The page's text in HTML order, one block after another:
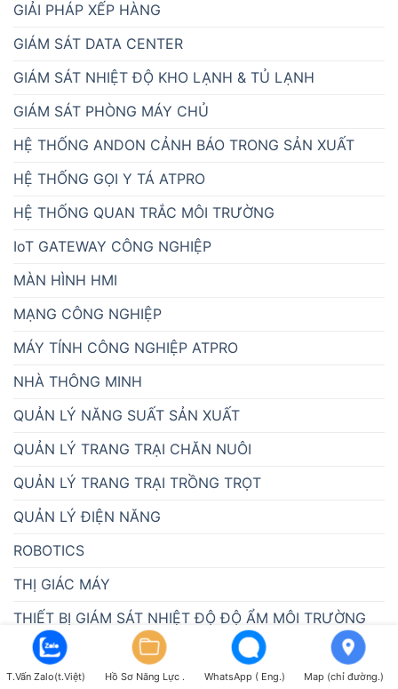
GIẢI PHÁP XẾP HÀNG
GIÁM SÁT DATA CENTER
GIÁM SÁT NHIỆT ĐỘ KHO LẠNH & TỦ LẠNH
GIÁM SÁT PHÒNG MÁY CHỦ
HỆ THỐNG ANDON CẢNH BÁO TRONG SẢN XUẤT
HỆ THỐNG GỌI Y TÁ ATPRO
HỆ THỐNG QUAN TRẮC MÔI TRƯỜNG
IoT GATEWAY CÔNG NGHIỆP
MÀN HÌNH HMI
MẠNG CÔNG NGHIỆP
MÁY TÍNH CÔNG NGHIỆP ATPRO
NHÀ THÔNG MINH
QUẢN LÝ NĂNG SUẤT SẢN XUẤT
QUẢN LÝ TRANG TRẠI CHĂN NUÔI
QUẢN LÝ TRANG TRẠI TRỒNG TRỌT
QUẢN LÝ ĐIỆN NĂNG
ROBOTICS
THỊ GIÁC MÁY
THIẾT BỊ GIÁM SÁT NHIỆT ĐỘ ĐỘ ẨM MÔI TRƯỜNG
VALVE-THIẾT BỊ NGÀNH NƯỚC
T.Vấn Zalo(t.Việt) Hồ Sơ Năng Lực . WhatsApp ( Eng.) Map (chỉ đường.)